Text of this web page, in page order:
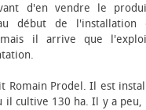
d'en vendre le
début de l'installation
il arrive que
Romain Prodel. Il est
il cultive 130 ha. Il y a